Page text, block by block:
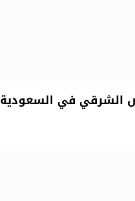
الشرقي في السعودية